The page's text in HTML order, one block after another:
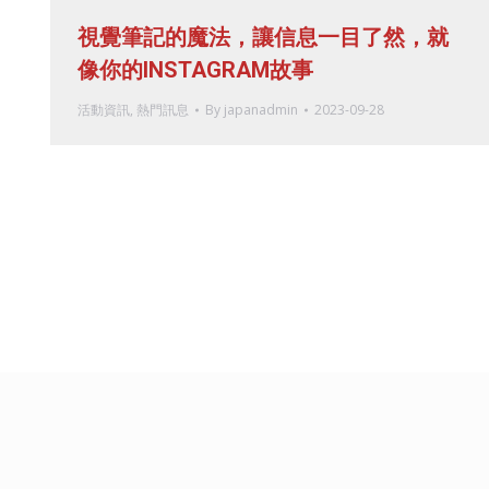
視覺筆記的魔法，讓信息一目了然，就
像你的INSTAGRAM故事
活動資訊, 熱門訊息 By japanadmin 2023-09-28